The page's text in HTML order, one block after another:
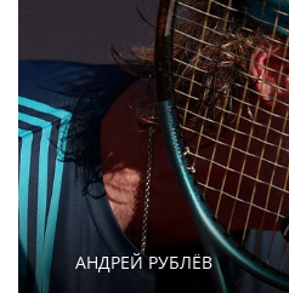
АНДРЕЙ РУБЛЁВ